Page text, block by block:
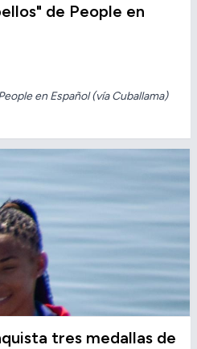
de People en
en Español (vía Cuballama)
tres medallas de